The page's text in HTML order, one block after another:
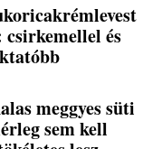
és
meggyes süti
sem kell